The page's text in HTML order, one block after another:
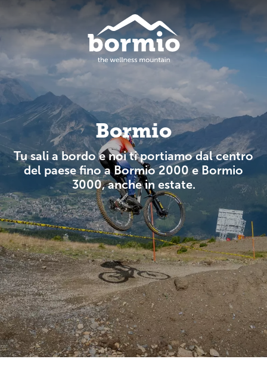
Bormio
Tu sali a bordo e noi ti portiamo dal centro
del paese fino a Bormio 2000 e Bormio
3000, anche in estate.